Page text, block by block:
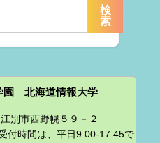
検
索
園 北海道情報大学
別市西野幌５９－２
付時間は、平日9:00-17:45で